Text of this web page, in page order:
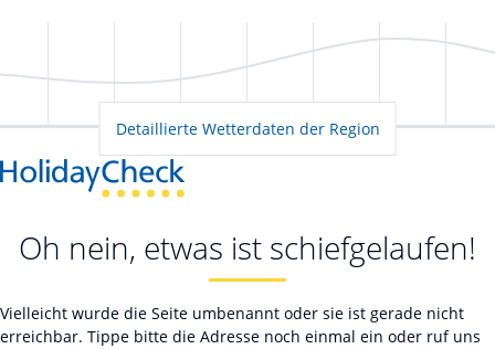
Detaillierte Wetterdaten der Region
Oh nein, etwas ist schiefgelaufen!
Vielleicht wurde die Seite umbenannt oder sie ist gerade nicht
erreichbar. Tippe bitte die Adresse noch einmal ein oder ruf uns